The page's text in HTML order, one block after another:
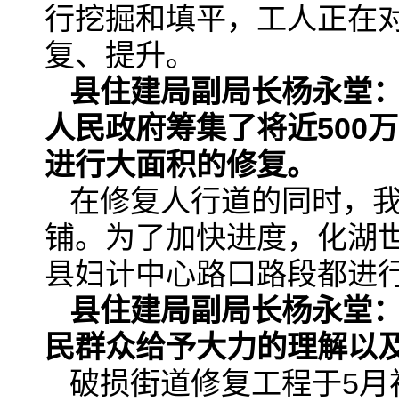
行挖掘和填平，工人正在
复、提升。
县住建局副局长杨永堂
人民政府筹集了将近500
进行大面积的修复。
在修复人行道的同时，
铺。为了加快进度，化湖
县妇计中心路口路段都进
县住建局副局长杨永堂
民群众给予大力的理解以
破损街道修复工程于5